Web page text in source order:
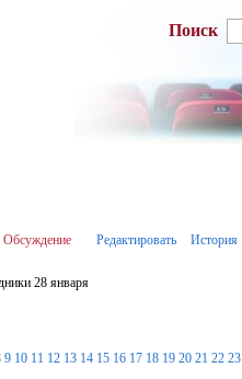
Поиск
Обсуждение Редактировать История
28 января
9 10 11 12 13 14 15 16 17 18 19 20 21 22 23